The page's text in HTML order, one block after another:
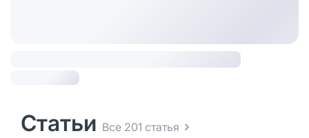
Статьи Все 201 статья